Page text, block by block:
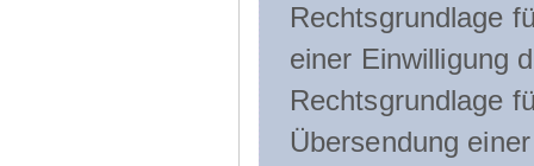
Rechtsgrundlage
einer Einwilligung
Rechtsgrundlage
Übersendung